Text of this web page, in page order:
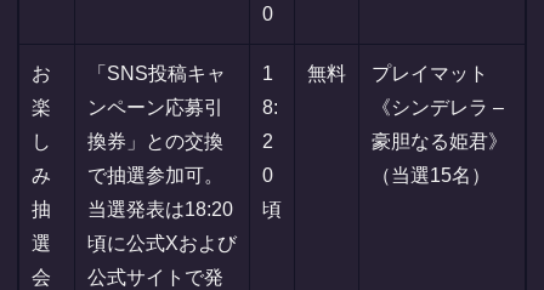
0
お
楽
し
み
抽
選
会
「SNS投稿キャ
ンペーン応募引
換券」との交換
で抽選参加可。
当選発表は18:20
頃に公式Xおよび
公式サイトで発
1
8:
2
0
頃
無料
プレイマット
《シンデレラ –
豪胆なる姫君》
（当選15名）